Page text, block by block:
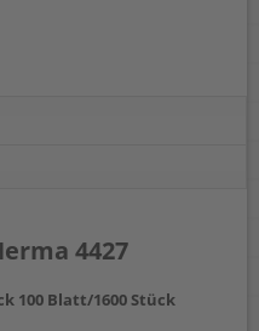
4427
100 Blatt/1600 Stück